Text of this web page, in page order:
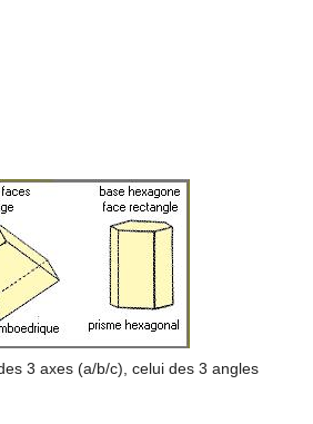
3 axes (a/b/c), celui des 3 angles